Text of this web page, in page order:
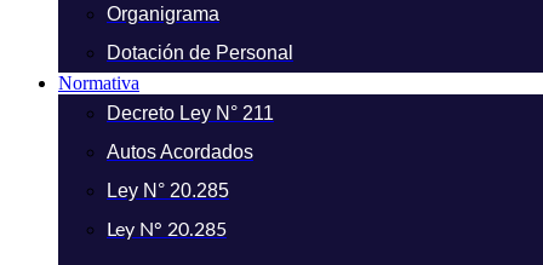
Organigrama
Dotación de Personal
Normativa
Decreto Ley N° 211
Autos Acordados
Ley N° 20.285
Ley N° 20.285